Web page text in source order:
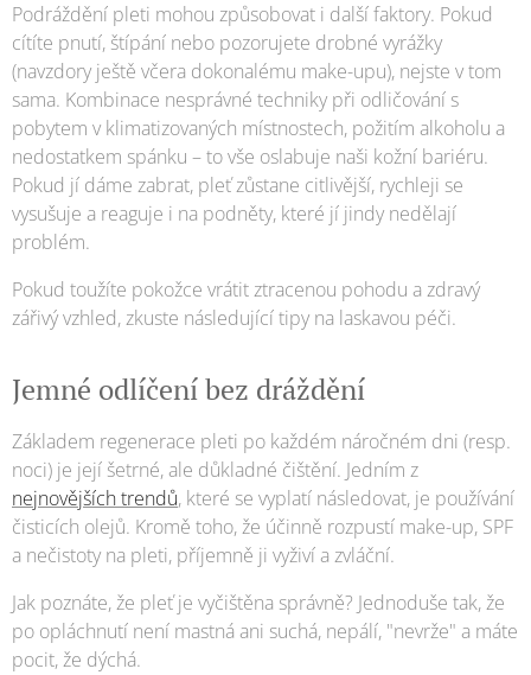
Podráždění pleti mohou způsobovat i další faktory. Pokud
cítíte pnutí, štípání nebo pozorujete drobné vyrážky
(navzdory ještě včera dokonalému make-upu), nejste v tom
sama. Kombinace nesprávné techniky při odličování s
pobytem v klimatizovaných místnostech, požitím alkoholu a
nedostatkem spánku – to vše oslabuje naši kožní bariéru.
Pokud jí dáme zabrat, pleť zůstane citlivější, rychleji se
vysušuje a reaguje i na podněty, které jí jindy nedělají
problém.
Pokud toužíte pokožce vrátit ztracenou pohodu a zdravý
zářivý vzhled, zkuste následující tipy na laskavou péči.
Jemné odlíčení bez dráždění
Základem regenerace pleti po každém náročném dni (resp.
noci) je její šetrné, ale důkladné čištění. Jedním z
nejnovějších trendů, které se vyplatí následovat, je používání
čisticích olejů. Kromě toho, že účinně rozpustí make-up, SPF
a nečistoty na pleti, příjemně ji vyživí a zvláční.
Jak poznáte, že pleť je vyčištěna správně? Jednoduše tak, že
po opláchnutí není mastná ani suchá, nepálí, "nevrže" a máte
pocit, že dýchá.